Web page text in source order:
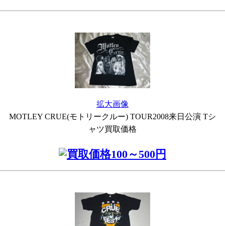
拡大画像
MOTLEY CRUE(モトリークルー) TOUR2008来日公演 Tシ
ャツ買取価格